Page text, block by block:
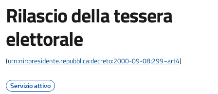
Rilascio della tessera
elettorale
(urn:nir:presidente.repubblica:decreto:2000-09-08;299~art4)
Servizio attivo